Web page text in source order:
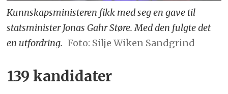
Kunnskapsministeren fikk med seg en gave til
statsminister Jonas Gahr Støre. Med den fulgte det
en utfordring. Foto: Silje Wiken Sandgrind
139 kandidater